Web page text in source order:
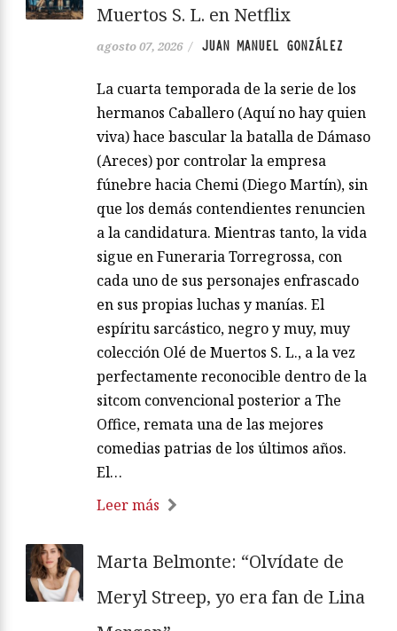
Muertos S. L. en Netflix
agosto 07, 2026 / JUAN MANUEL GONZÁLEZ
La cuarta temporada de la serie de los
hermanos Caballero (Aquí no hay quien
viva) hace bascular la batalla de Dámaso
(Areces) por controlar la empresa
fúnebre hacia Chemi (Diego Martín), sin
que los demás contendientes renuncien
a la candidatura. Mientras tanto, la vida
sigue en Funeraria Torregrossa, con
cada uno de sus personajes enfrascado
en sus propias luchas y manías. El
espíritu sarcástico, negro y muy, muy
colección Olé de Muertos S. L., a la vez
perfectamente reconocible dentro de la
sitcom convencional posterior a The
Office, remata una de las mejores
comedias patrias de los últimos años.
El…
Leer más
Marta Belmonte: “Olvídate de
Meryl Streep, yo era fan de Lina